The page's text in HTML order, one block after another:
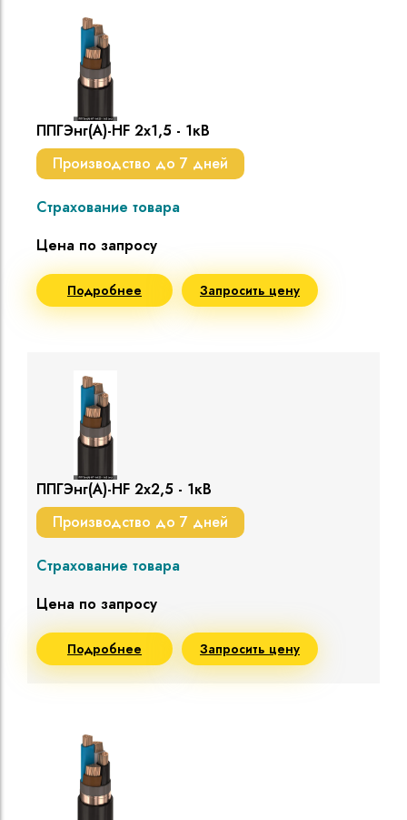
ППГЭнг(A)-HF 2х1,5 - 1кВ
Производство до 7 дней
Страхование товара
Цена по запросу
Подробнее Запросить цену
ППГЭнг(A)-HF 2х2,5 - 1кВ
Производство до 7 дней
Страхование товара
Цена по запросу
Подробнее Запросить цену